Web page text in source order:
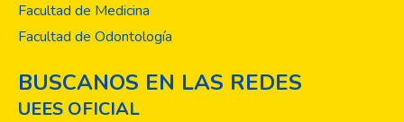
Facultad de Medicina
Facultad de Odontología
BUSCANOS EN LAS REDES
UEES OFICIAL